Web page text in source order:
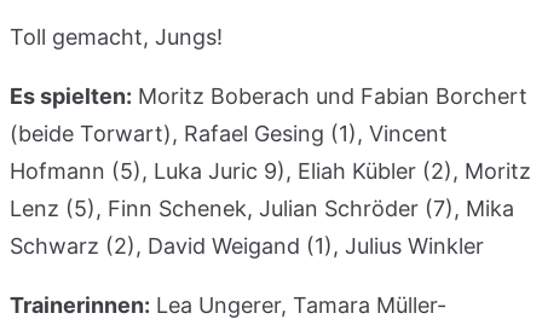
Toll gemacht, Jungs!
Es spielten: Moritz Boberach und Fabian Borchert
(beide Torwart), Rafael Gesing (1), Vincent
Hofmann (5), Luka Juric 9), Eliah Kübler (2), Moritz
Lenz (5), Finn Schenek, Julian Schröder (7), Mika
Schwarz (2), David Weigand (1), Julius Winkler
Trainerinnen: Lea Ungerer, Tamara Müller-